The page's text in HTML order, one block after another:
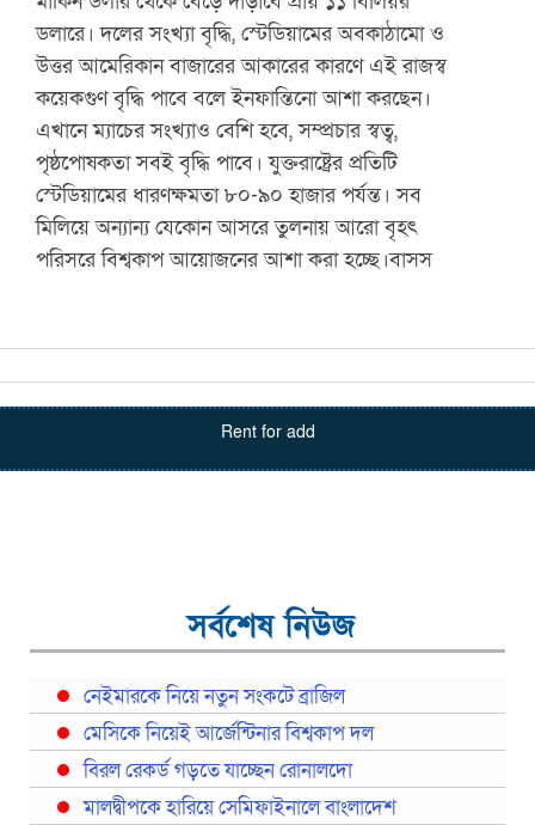
ডলারে। দলের সংখ্যা বৃদ্ধি, স্টেডিয়ামের অবকাঠামো ও
উত্তর আমেরিকান বাজারের আকারের কারণে এই রাজস্ব
কয়েকগুণ বৃদ্ধি পাবে বলে ইনফান্তিনো আশা করছেন।
এখানে ম্যাচের সংখ্যাও বেশি হবে, সম্প্রচার স্বত্ব,
পৃষ্ঠপোষকতা সবই বৃদ্ধি পাবে। যুক্তরাষ্ট্রের প্রতিটি
স্টেডিয়ামের ধারণক্ষমতা ৮০-৯০ হাজার পর্যন্ত। সব
মিলিয়ে অন্যান্য যেকোন আসরে তুলনায় আরো বৃহৎ
পরিসরে বিশ্বকাপ আয়োজনের আশা করা হচ্ছে।বাসস
Rent for add
সর্বশেষ নিউজ
নেইমারকে নিয়ে নতুন সংকটে ব্রাজিল
মেসিকে নিয়েই আর্জেন্টিনার বিশ্বকাপ দল
বিরল রেকর্ড গড়তে যাচ্ছেন রোনালদো
মালদ্বীপকে হারিয়ে সেমিফাইনালে বাংলাদেশ